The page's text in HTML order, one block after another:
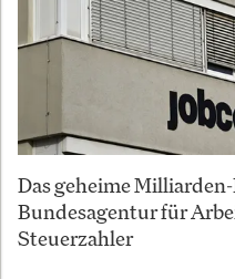
Das geheime
Bundesagentur für
Steuerzahler